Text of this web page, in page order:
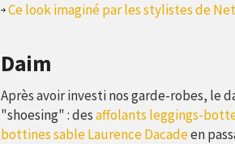
Ce look imaginé par les stylistes de
Daim
Après avoir investi nos garde-robes, le
"shoesing" : desaffolants leggings-
bottines sable Laurence Dacadeen